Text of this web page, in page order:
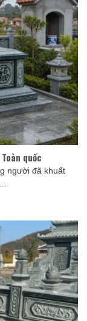
quốc
người đã khuất